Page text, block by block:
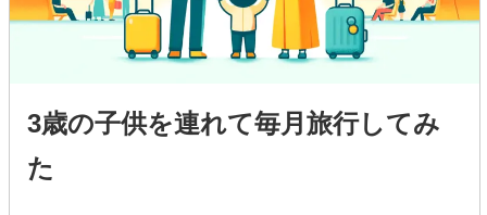
3歳の子供を連れて毎月旅行してみ
た